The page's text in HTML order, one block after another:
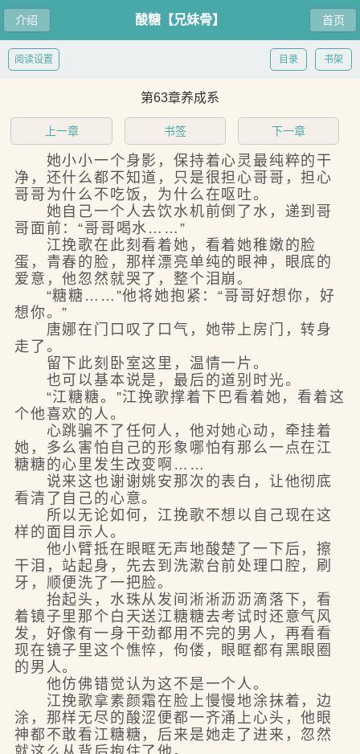
介绍 首页
酸糖【兄妹骨】
书架
目录
阅读设置
第63章养成系
上一章 书签 下一章
她小小一个身影，保持着心灵最纯粹的干
净，还什么都不知道，只是很担心哥哥，担心
哥哥为什么不吃饭，为什么在呕吐。
她自己一个人去饮水机前倒了水，递到哥
哥面前：“哥哥喝水……”
江挽歌在此刻看着她，看着她稚嫩的脸
蛋，青春的脸，那样漂亮单纯的眼神，眼底的
爱意，他忽然就哭了，整个泪崩。
“糖糖……”他将她抱紧：“哥哥好想你，好
想你。”
唐娜在门口叹了口气，她带上房门，转身
走了。
留下此刻卧室这里，温情一片。
也可以基本说是，最后的道别时光。
“江糖糖。”江挽歌撑着下巴看着她，看着这
个他喜欢的人。
心跳骗不了任何人，他对她心动，牵挂着
她，多么害怕自己的形象哪怕有那么一点在江
糖糖的心里发生改变啊……
说来这也谢谢姚安那次的表白，让他彻底
看清了自己的心意。
所以无论如何，江挽歌不想以自己现在这
样的面目示人。
他小臂抵在眼眶无声地酸楚了一下后，擦
干泪，站起身，先去到洗漱台前处理口腔，刷
牙，顺便洗了一把脸。
抬起头，水珠从发间淅淅沥沥滴落下，看
着镜子里那个白天送江糖糖去考试时还意气风
发，好像有一身干劲都用不完的男人，再看看
现在镜子里这个憔悴，佝偻，眼眶都有黑眼圈
的男人。
他仿佛错觉认为这不是一个人。
江挽歌拿素颜霜在脸上慢慢地涂抹着，边
涂，那样无尽的酸涩便都一齐涌上心头，他眼
神都不敢看江糖糖，后来是她走了进来，忽然